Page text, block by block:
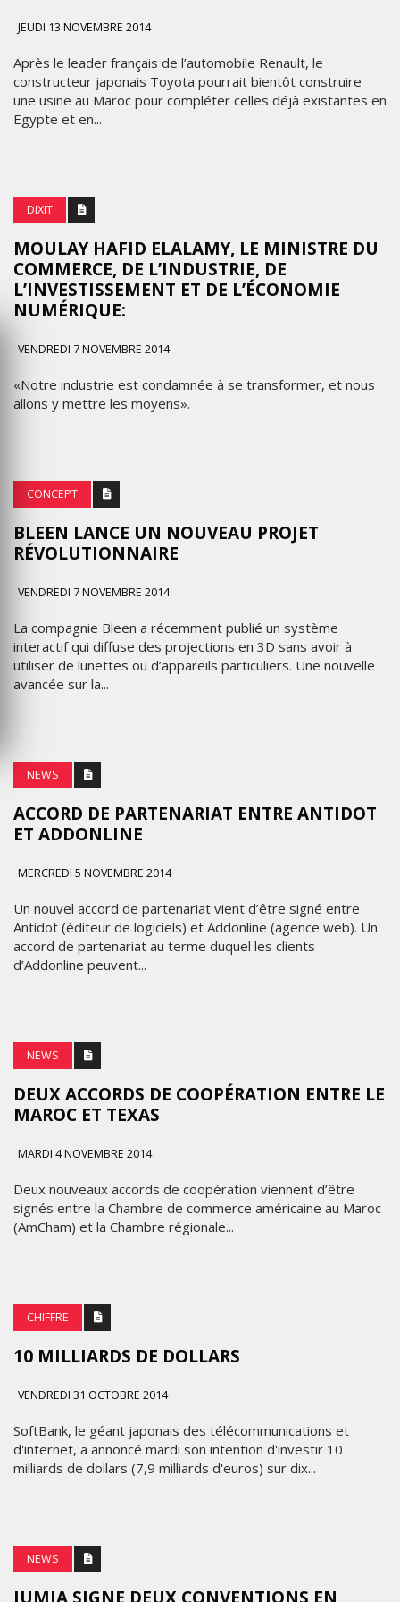
JEUDI 13 NOVEMBRE 2014
Après le leader français de l’automobile Renault, le
constructeur japonais Toyota pourrait bientôt construire
une usine au Maroc pour compléter celles déjà existantes en
Egypte et en...
DIXIT
MOULAY HAFID ELALAMY, LE MINISTRE DU
COMMERCE, DE L’INDUSTRIE, DE
L’INVESTISSEMENT ET DE L’ÉCONOMIE
NUMÉRIQUE:
VENDREDI 7 NOVEMBRE 2014
«Notre industrie est condamnée à se transformer, et nous
allons y mettre les moyens».
CONCEPT
BLEEN LANCE UN NOUVEAU PROJET
RÉVOLUTIONNAIRE
VENDREDI 7 NOVEMBRE 2014
La compagnie Bleen a récemment publié un système
interactif qui diffuse des projections en 3D sans avoir à
utiliser de lunettes ou d’appareils particuliers. Une nouvelle
avancée sur la...
NEWS
ACCORD DE PARTENARIAT ENTRE ANTIDOT
ET ADDONLINE
MERCREDI 5 NOVEMBRE 2014
Un nouvel accord de partenariat vient d’être signé entre
Antidot (éditeur de logiciels) et Addonline (agence web). Un
accord de partenariat au terme duquel les clients
d’Addonline peuvent...
NEWS
DEUX ACCORDS DE COOPÉRATION ENTRE LE
MAROC ET TEXAS
MARDI 4 NOVEMBRE 2014
Deux nouveaux accords de coopération viennent d’être
signés entre la Chambre de commerce américaine au Maroc
(AmCham) et la Chambre régionale...
CHIFFRE
10 MILLIARDS DE DOLLARS
VENDREDI 31 OCTOBRE 2014
SoftBank, le géant japonais des télécommunications et
d'internet, a annoncé mardi son intention d'investir 10
milliards de dollars (7,9 milliards d'euros) sur dix...
NEWS